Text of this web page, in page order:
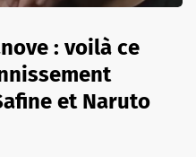
: voilà ce
et Naruto